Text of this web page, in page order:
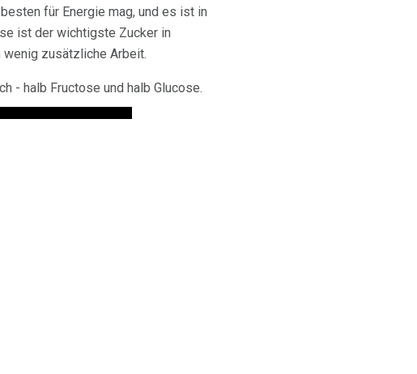
für Energie mag, und es ist in
ist der wichtigste Zucker in
wenig zusätzliche Arbeit.
- halb Fructose und halb Glucose.